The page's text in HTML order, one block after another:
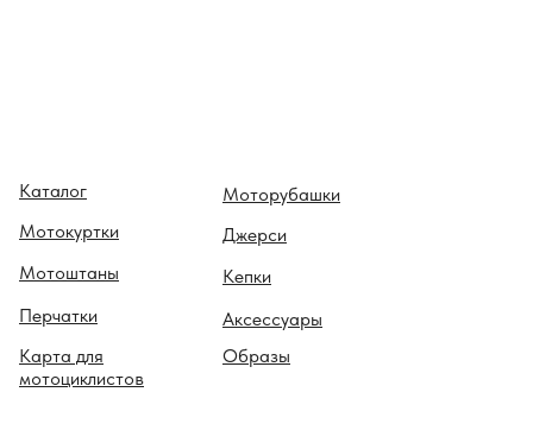
Каталог
Мотокуртки
Мотоштаны
Перчатки
Карта для
мотоциклистов
Моторубашки
Образы
Джерси
Кепки
Аксессуары